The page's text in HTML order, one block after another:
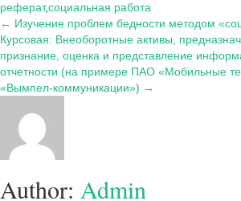
реферат,социальная работа
Навигация
по
записям
← Изучение проблем бедности методом
Курсовая: Внеоборотные активы,
признание, оценка и представление
отчетности (на примере ПАО «Мобильные
«Вымпел-коммуникации») →
Author: Admin